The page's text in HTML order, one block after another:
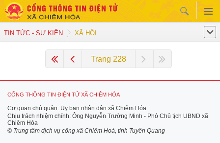
TIN TỨC - SỰ KIỆN XÃ HỘI
Trang 228
CỔNG THÔNG TIN ĐIỆN TỬ XÃ CHIÊM HÓA
Cơ quan chủ quản: Ủy ban nhân dân xã Chiêm Hóa
Chịu trách nhiệm chính: Ông Nguyễn Trường Minh - Phó Chủ tịch UBND xã
Chiêm Hóa
© Trung tâm dịch vụ công xã Chiêm Hoá, tỉnh Tuyên Quang